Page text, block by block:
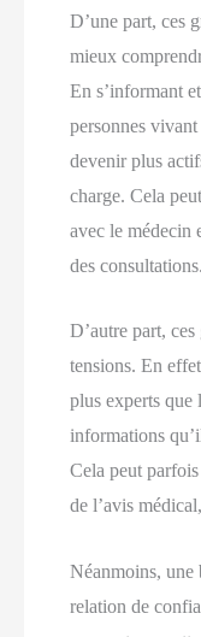
D’une part, ces
mieux
En s’informant
personnes
devenir plus
charge. Cela
avec le médecin
des consultations.
D’autre part,
tensions. En
plus experts que
informations
Cela peut
de l’avis
Néanmoins, une
relation de